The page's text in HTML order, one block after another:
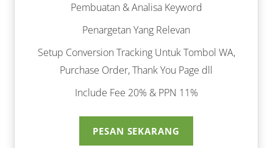
Pembuatan & Analisa Keyword
Penargetan Yang Relevan
Setup Conversion Tracking Untuk Tombol WA,
Purchase Order, Thank You Page dll
Include Fee 20% & PPN 11%
PESAN SEKARANG